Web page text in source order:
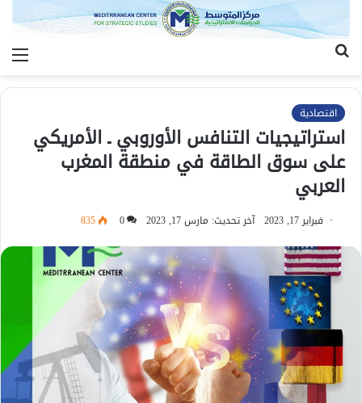
اقتصادية
استراتيجيات التنافس الأوروبي ـ الأمريكي
على سوق الطاقة في منطقة المغرب
العربي
فبراير 17, 2023 آخر تحديث: مارس 17, 2023 0
835